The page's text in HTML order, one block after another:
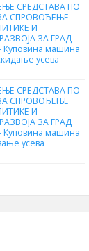
СРЕДСТАВА ПО
СПРОВОЂЕЊЕ
И
ЗА ГРАД
машина
усева
СРЕДСТАВА ПО
СПРОВОЂЕЊЕ
И
ЗА ГРАД
машина
усева